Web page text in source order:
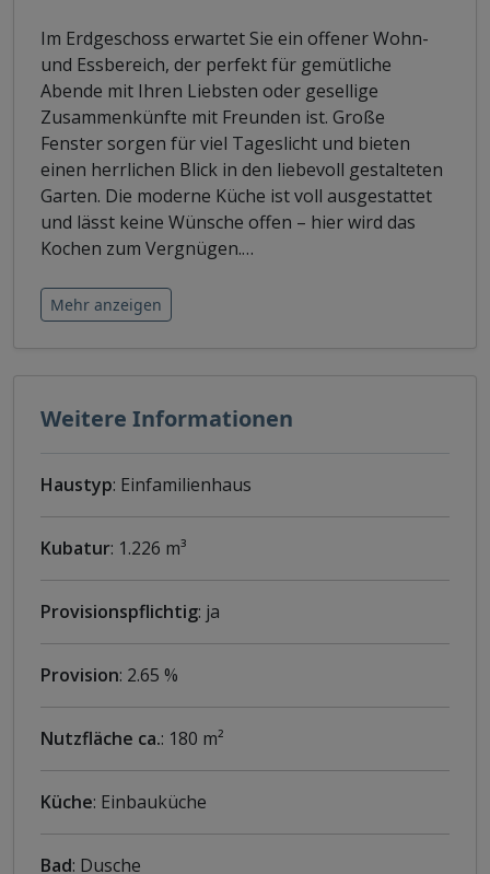
Im Erdgeschoss erwartet Sie ein offener Wohn-
und Essbereich, der perfekt für gemütliche
Abende mit Ihren Liebsten oder gesellige
Zusammenkünfte mit Freunden ist. Große
Fenster sorgen für viel Tageslicht und bieten
einen herrlichen Blick in den liebevoll gestalteten
Garten. Die moderne Küche ist voll ausgestattet
und lässt keine Wünsche offen – hier wird das
Kochen zum Vergnügen.…
Mehr anzeigen
Weitere Informationen
Haustyp: Einfamilienhaus
Kubatur: 1.226 m³
Provisionspflichtig: ja
Provision: 2.65 %
Nutzfläche ca.: 180 m²
Küche: Einbauküche
Bad: Dusche